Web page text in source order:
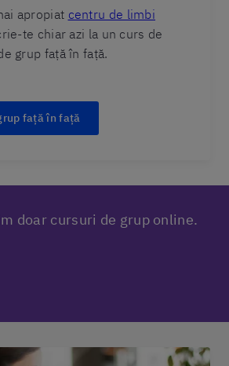
apropiat centru de limbi
te chiar azi la un curs de
grup față în față.
față în față
doar cursuri de grup online.